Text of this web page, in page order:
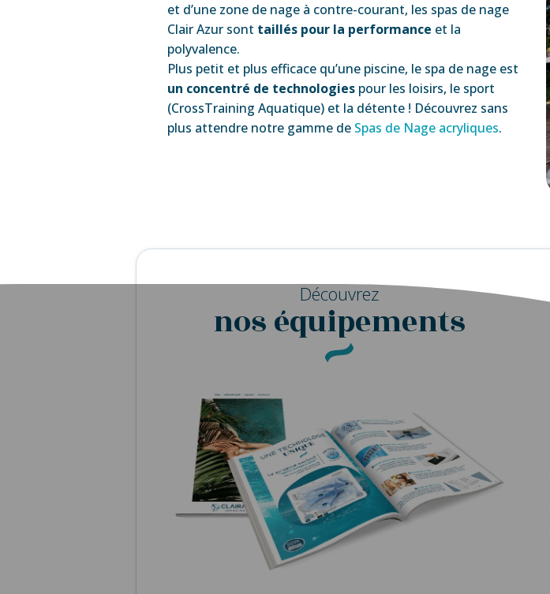
et d’une zone de nage à contre-courant, les spas de nage
Clair Azur sont taillés pour la performance et la
polyvalence.
Plus petit et plus efficace qu’une piscine, le spa de nage est
un concentré de technologies pour les loisirs, le sport
(CrossTraining Aquatique) et la détente ! Découvrez sans
plus attendre notre gamme de Spas de Nage acryliques.
Découvrez
nos équipements